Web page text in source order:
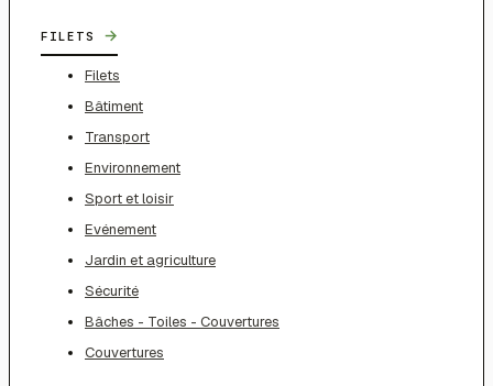
FILETS →
Filets
Bâtiment
Transport
Environnement
Sport et loisir
Evénement
Jardin et agriculture
Sécurité
Bâches - Toiles - Couvertures
Couvertures